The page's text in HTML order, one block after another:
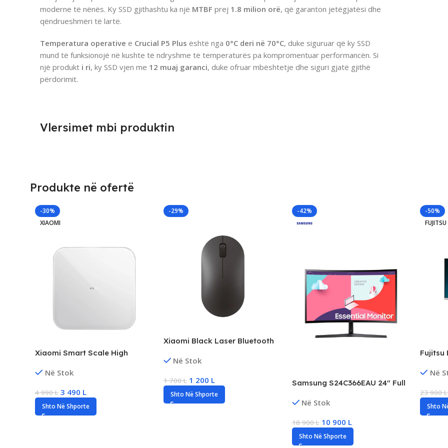
moderne të nënës. Ky SSD gjithashtu ka një MTBF prej 1.8 milion orë, që garanton jetëgjatësi dhe
qëndrueshmëri të lartë.
Temperatura operative e Crucial P5 Plus është nga 0°C deri në 70°C, duke siguruar që ky SSD
mund të funksionojë në kushte të ndryshme të temperaturës pa kompromentuar performancën. Si
një produkt i ri, ky SSD vjen me 12 muaj garanci, duke ofruar mbështetje dhe siguri gjatë gjithë
përdorimit.
Vlersimet mbi produktin
Produkte në ofertë
-30%
XIAOMI
Xiaomi Smart Scale High
Në Stok
4 990L 3 490 L
Shto Në Shporte
-29%
Xiaomi Black Laser Bluetooth
Tracking, Wireless Portable
Në Stok
1 700L 1 200 L
Shto Në Shporte
-42%
Samsung S24C366EAU 24″ Full
FreeSync, New
Në Stok
18 900L 10 900 L
Shto Në Shporte
-50%
FUJITSU
Fujitsu
HDMI/
Në
23 900L
Shto